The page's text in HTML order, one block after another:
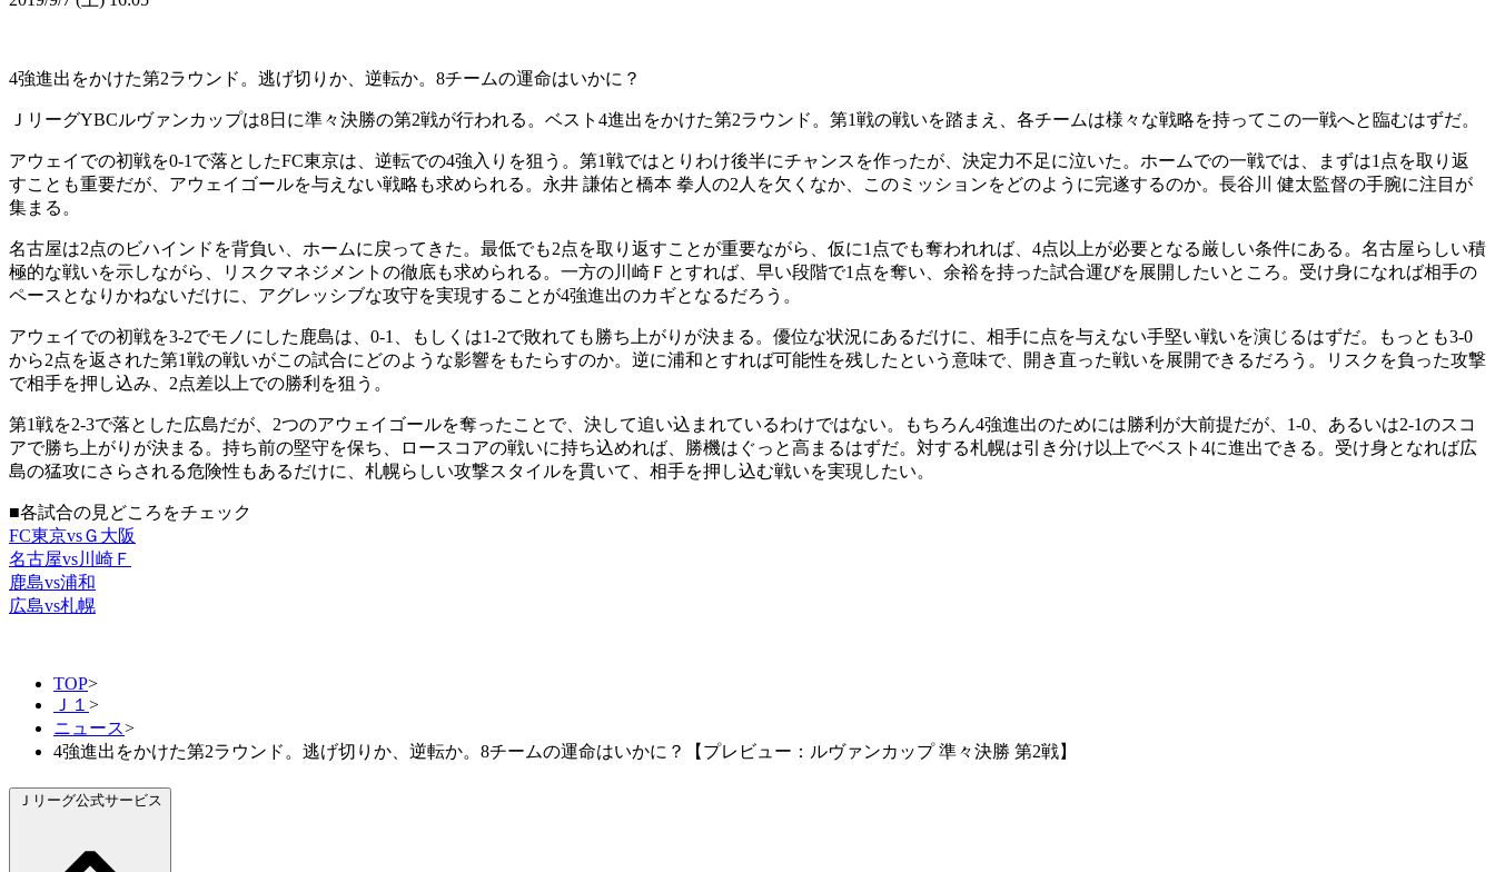
4強進出をかけた第2ラウンド。逃げ切りか、逆転か。8チームの運命はいかに？
ＪリーグYBCルヴァンカップは8日に準々決勝の第2戦が行われる。ベスト4進出をかけた第2ラウンド。第1戦の戦いを踏まえ、各チームは様々な戦略を持ってこの一戦へと臨むはずだ。
アウェイでの初戦を0-1で落としたFC東京は、逆転での4強入りを狙う。第1戦ではとりわけ後半にチャンスを作ったが、決定力不足に泣いた。ホームでの一戦では、まずは1点を取り返
すことも重要だが、アウェイゴールを与えない戦略も求められる。永井 謙佑と橋本 拳人の2人を欠くなか、このミッションをどのように完遂するのか。長谷川 健太監督の手腕に注目が
集まる。
名古屋は2点のビハインドを背負い、ホームに戻ってきた。最低でも2点を取り返すことが重要ながら、仮に1点でも奪われれば、4点以上が必要となる厳しい条件にある。名古屋らしい積
極的な戦いを示しながら、リスクマネジメントの徹底も求められる。一方の川崎Ｆとすれば、早い段階で1点を奪い、余裕を持った試合運びを展開したいところ。受け身になれば相手の
ペースとなりかねないだけに、アグレッシブな攻守を実現することが4強進出のカギとなるだろう。
アウェイでの初戦を3-2でモノにした鹿島は、0-1、もしくは1-2で敗れても勝ち上がりが決まる。優位な状況にあるだけに、相手に点を与えない手堅い戦いを演じるはずだ。もっとも3-0
から2点を返された第1戦の戦いがこの試合にどのような影響をもたらすのか。逆に浦和とすれば可能性を残したという意味で、開き直った戦いを展開できるだろう。リスクを負った攻撃
で相手を押し込み、2点差以上での勝利を狙う。
第1戦を2-3で落とした広島だが、2つのアウェイゴールを奪ったことで、決して追い込まれているわけではない。もちろん4強進出のためには勝利が大前提だが、1-0、あるいは2-1のスコ
アで勝ち上がりが決まる。持ち前の堅守を保ち、ロースコアの戦いに持ち込めれば、勝機はぐっと高まるはずだ。対する札幌は引き分け以上でベスト4に進出できる。受け身となれば広
島の猛攻にさらされる危険性もあるだけに、札幌らしい攻撃スタイルを貫いて、相手を押し込む戦いを実現したい。
■各試合の見どころをチェック
FC東京vsＧ大阪
名古屋vs川崎Ｆ
鹿島vs浦和
広島vs札幌
TOP>
Ｊ１ >
ニュース>
4強進出をかけた第2ラウンド。逃げ切りか、逆転か。8チームの運命はいかに？【プレビュー：ルヴァンカップ 準々決勝 第2戦】
Ｊリーグ公式サービス